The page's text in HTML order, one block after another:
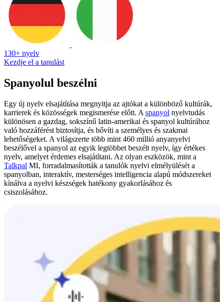
130+ nyelv
Kezdje el a tanulást
Spanyolul beszélni
Egy új nyelv elsajátítása megnyitja az ajtókat a különböző kultúrák,
karrierek és közösségek megismerése előtt. A spanyol nyelvtudás
különösen a gazdag, sokszínű latin-amerikai és spanyol kultúrához
való hozzáférést biztosítja, és bővíti a személyes és szakmai
lehetőségeket. A világszerte több mint 460 millió anyanyelvi
beszélővel a spanyol az egyik legtöbbet beszélt nyelv, így értékes
nyelv, amelyet érdemes elsajátítani. Az olyan eszközök, mint a
Talkpal MI, forradalmasították a tanulók nyelvi elmélyülését a
spanyolban, interaktív, mesterséges intelligencia alapú módszereket
kínálva a nyelvi készségek hatékony gyakorlásához és
csiszolásához.